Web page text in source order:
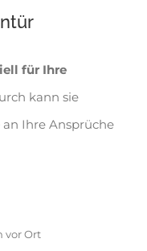
für Ihre
kann sie
an Ihre Ansprüche
vor Ort